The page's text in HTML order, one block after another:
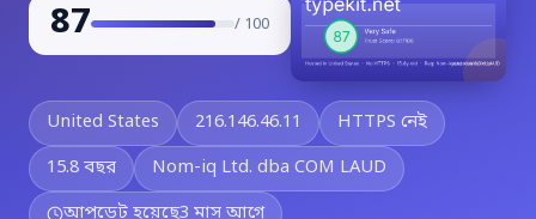
87 / 100
United States 216.146.46.11
HTTPS নেই
15.8 বছর
Nom-iq Ltd. dba COM LAUD
আপডেট হয়েছে3 মাস আগে